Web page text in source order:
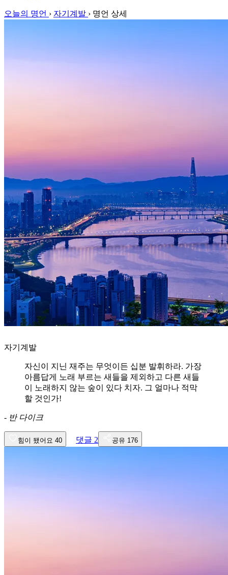
오늘의 명언 › 자기계발 › 명언 상세
자기계발
자신이 지닌 재주는 무엇이든 십분 발휘하라. 가장
아름답게 노래 부르는 새들을 제외하고 다른 새들
이 노래하지 않는 숲이 있다 치자. 그 얼마나 적막
할 것인가!
- 반 다이크
힘이 됐어요 40 댓글 2 공유 176